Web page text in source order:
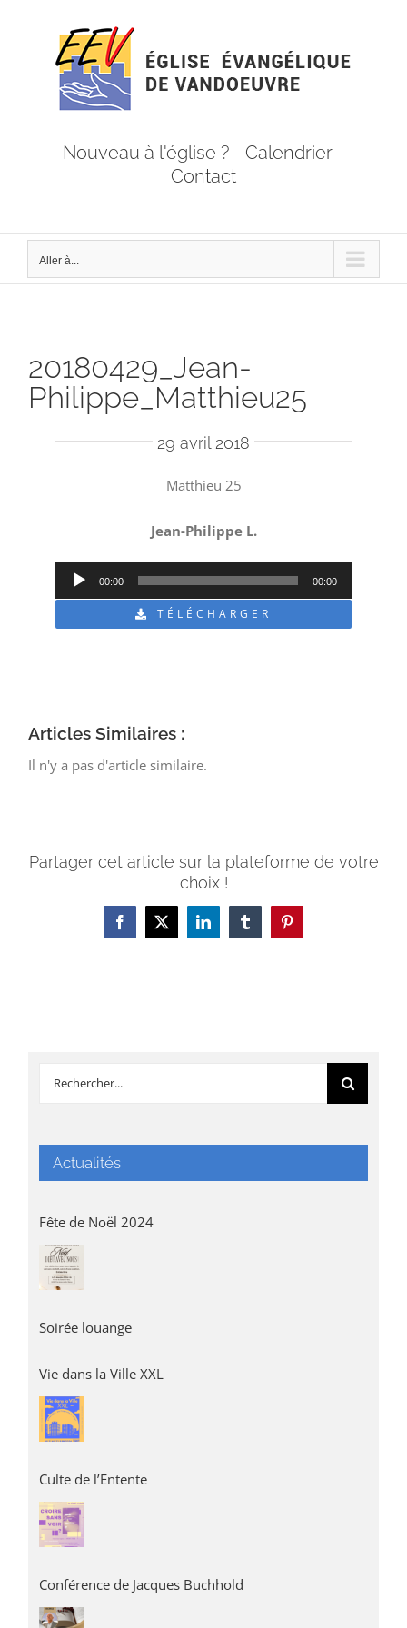
Nouveau à l'église ? - Calendrier -
Contact
Aller à...
20180429_Jean-
Philippe_Matthieu25
29 avril 2018
Matthieu 25
Jean-Philippe L.
Lecteur
audio
00:00 00:00
TÉLÉCHARGER
Articles Similaires :
Il n'y a pas d'article similaire.
Partager cet article sur la plateforme de votre
choix !
Facebook
X LinkedInTumblrPinterest
Rechercher:
Actualités
Fête de Noël 2024
Soirée louange
Vie dans la Ville XXL
Culte de l’Entente
Conférence de Jacques Buchhold